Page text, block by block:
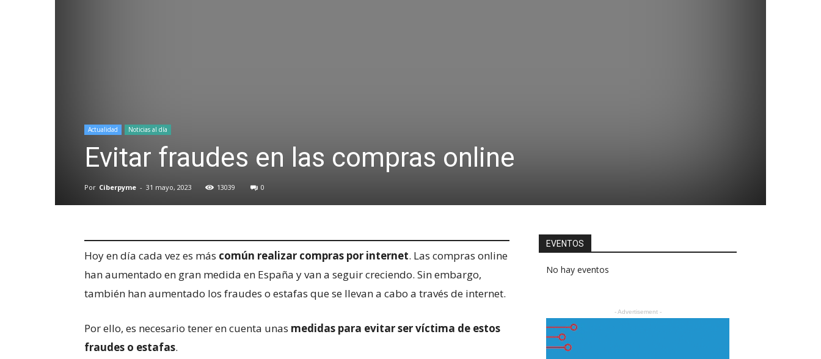
Actualidad Noticias al día
Evitar fraudes en las compras online
Por Ciberpyme - 31 mayo, 2023 13039 0
Hoy en día cada vez es más común realizar compras por internet. Las compras online
han aumentado en gran medida en España y van a seguir creciendo. Sin embargo,
también han aumentado los fraudes o estafas que se llevan a cabo a través de internet.
Por ello, es necesario tener en cuenta unas medidas para evitar ser víctima de estos
fraudes o estafas.
EVENTOS
No hay eventos
- Advertisement -